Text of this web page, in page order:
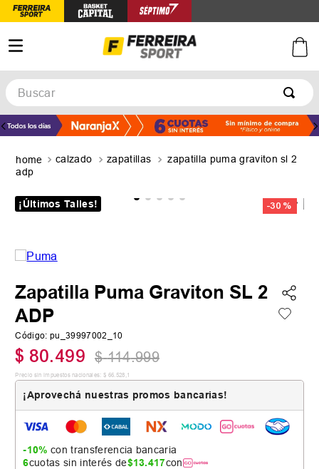
Buscar
TÉRMINOS MÁS BUSCADOS
2.
calzado zapatillas
zapatilla puma graviton sl 2
adp
¡Últimos Talles! -30 %
Zapatilla Puma Graviton SL 2
ADP
Código: pu_39997002_10
$ 80.499 $ 114.999
Precio sin impuestos nacionales: $ 66.528 ,1
¡Aprovechá nuestras promos bancarias!
-10% con transferencia bancaria
6cuotas sin interés de$13.417con